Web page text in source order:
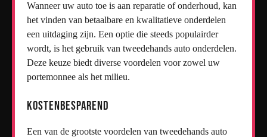
Wanneer uw auto toe is aan reparatie of onderhoud, kan
het vinden van betaalbare en kwalitatieve onderdelen
een uitdaging zijn. Een optie die steeds populairder
wordt, is het gebruik van tweedehands auto onderdelen.
Deze keuze biedt diverse voordelen voor zowel uw
portemonnee als het milieu.
Kostenbesparend
Een van de grootste voordelen van tweedehands auto